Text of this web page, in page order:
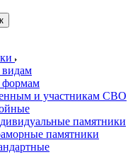
и участникам СВО
памятники
памятники